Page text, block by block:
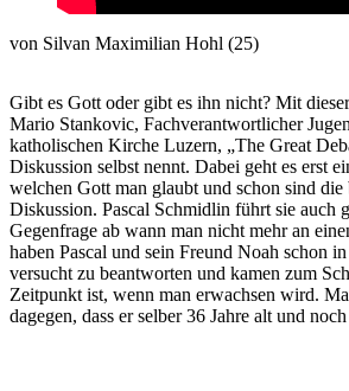
von Silvan Maximilian Hohl (25)
Gibt es Gott oder gibt es ihn nicht? Mit
Mario Stankovic, Fachverantwortlicher
katholischen Kirche Luzern, „The Great
Diskussion selbst nennt. Dabei geht es erst
welchen Gott man glaubt und schon sind
Diskussion. Pascal Schmidlin führt sie auch
Gegenfrage ab wann man nicht mehr an
haben Pascal und sein Freund Noah schon
versucht zu beantworten und kamen zum
Zeitpunkt ist, wenn man erwachsen wird.
dagegen, dass er selber 36 Jahre alt und